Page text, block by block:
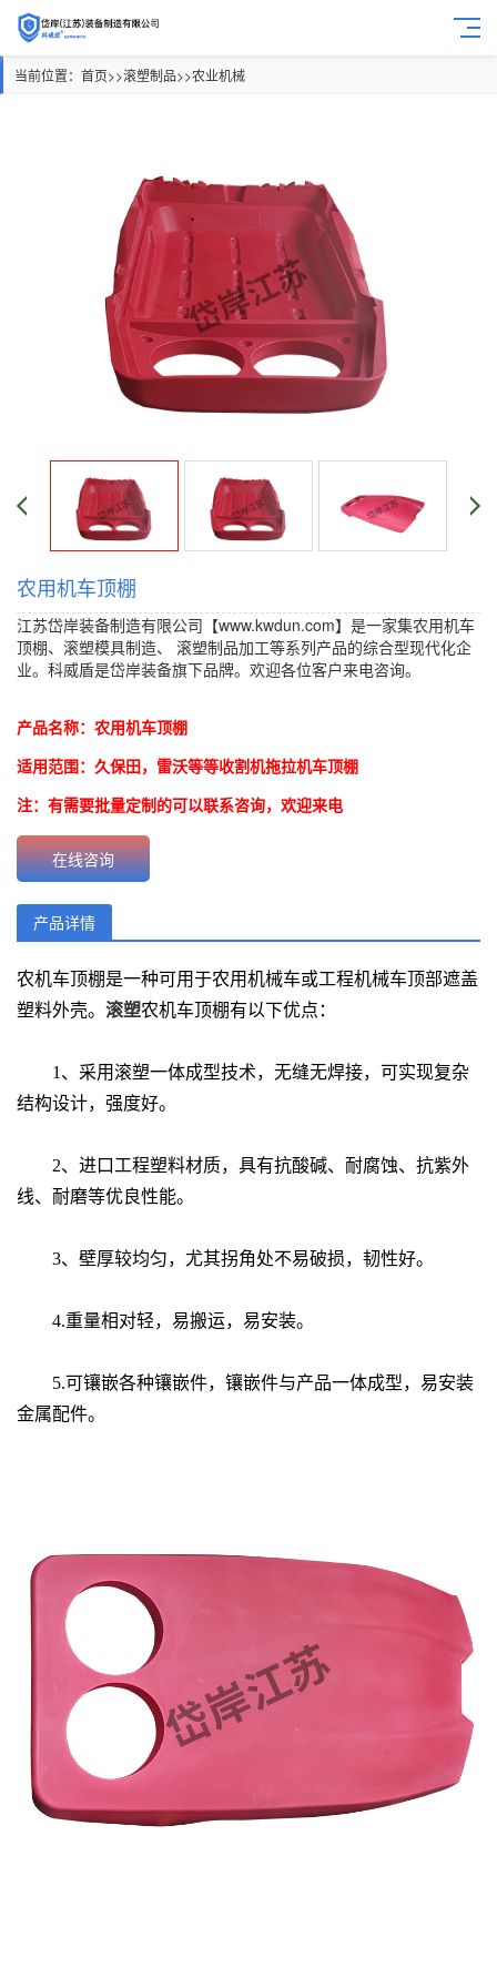
当前位置： 首页>>滚塑制品>>农业机械
农用机车顶棚
江苏岱岸装备制造有限公司【www.kwdun.com】是一家集农用机车
顶棚、 滚塑模具制造、 滚塑制品加工等系列产品的综合型现代化企
业。科威盾是岱岸装备旗下品牌。欢迎各位客户来电咨询。
产品名称：农用机车顶棚
适用范围：久保田，雷沃等等收割机拖拉机车顶棚
注：有需要批量定制的可以联系咨询，欢迎来电
在线咨询
产品详情
农机车顶棚是一种可用于农用机械车或工程机械车顶部遮盖
塑料外壳。 滚塑农机车顶棚有以下优点：
1、采用滚塑一体成型技术，无缝无焊接，可实现复杂
结构设计，强度好。
2、进口工程塑料材质，具有抗酸碱、耐腐蚀、抗紫外
线、耐磨等优良性能。
3、壁厚较均匀，尤其拐角处不易破损，韧性好。
4.重量相对轻，易搬运，易安装。
5.可镶嵌各种镶嵌件，镶嵌件与产品一体成型，易安装
金属配件。